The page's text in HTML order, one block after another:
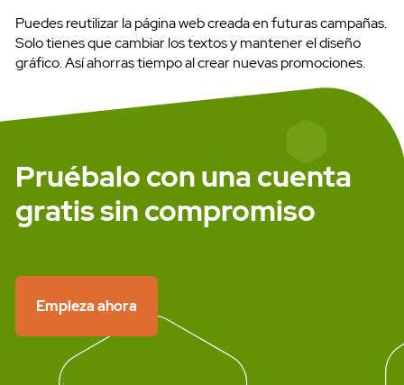
Acceso clientes
Puedes reutilizar la página web creada en futuras campañas.
Solo tienes que cambiar los textos y mantener el diseño
gráfico. Así ahorras tiempo al crear nuevas promociones.
Pruébalo con una cuenta
gratis sin compromiso
Empieza ahora